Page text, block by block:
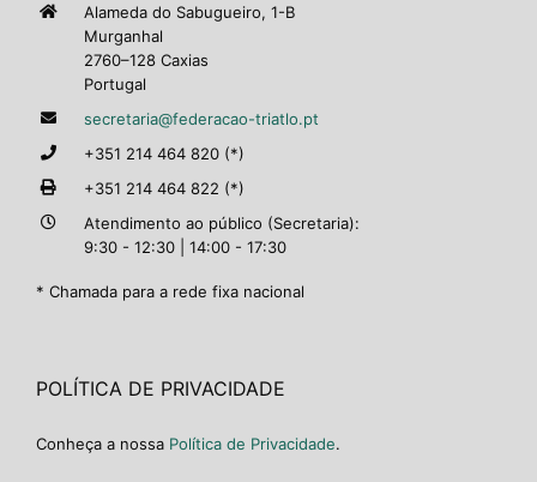
Alameda do Sabugueiro, 1-B
Murganhal
2760–128 Caxias
Portugal
secretaria@federacao-triatlo.pt
+351 214 464 820 (*)
+351 214 464 822 (*)
Atendimento ao público (Secretaria):
9:30 - 12:30 | 14:00 - 17:30
* Chamada para a rede fixa nacional
POLÍTICA DE PRIVACIDADE
Conheça a nossa Política de Privacidade.